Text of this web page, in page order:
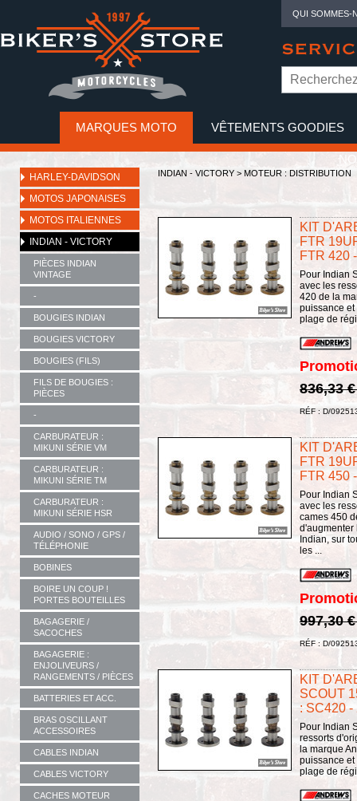
QUI SOMMES-
MARQUES MOTO VÊTEMENTS GOODIES
HARLEY-DAVIDSON
MOTOS JAPONAISES
MOTOS ITALIENNES
INDIAN - VICTORY
PIÈCES INDIAN
VINTAGE
-
BOUGIES INDIAN
BOUGIES VICTORY
BOUGIES (FILS)
FILS DE BOUGIES :
PIÈCES
-
CARBURATEUR :
MIKUNI SÉRIE VM
CARBURATEUR :
MIKUNI SÉRIE TM
CARBURATEUR :
MIKUNI SÉRIE HSR
AUDIO / SONO / GPS /
TÉLÉPHONIE
BOBINES
BOIRE UN COUP !
PORTES BOUTEILLES
BAGAGERIE /
SACOCHES
BAGAGERIE :
ENJOLIVEURS /
RANGEMENTS / PIÈCES
BATTERIES ET ACC.
BRAS OSCILLANT
ACCESSOIRES
CABLES INDIAN
CABLES VICTORY
CACHES MOTEUR
INDIAN - VICTORY > MOTEUR : DISTRIBUTION
KIT
FTR
FTR 420
Pour Indian
avec les
420 de la
puissance
plage de
836,33
RÉF : D/
KIT
FTR
FTR 450
Pour Indian
avec les
cames 450
d'augmenter
Indian, sur
les ...
997,30
RÉF : D/
KIT
SCOUT
: SC420 -
Pour Indian
ressorts
la marque
puissance
plage de